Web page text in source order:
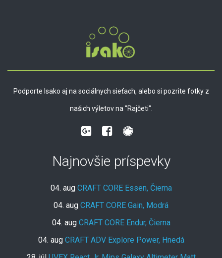
Podporte Isako aj na sociálnych sieťach, alebo si pozrite fotky z
našich výletov na "Rajčeti".
Najnovšie príspevky
04. aug CRAFT CORE Essen, Čierna
04. aug CRAFT CORE Gain, Modrá
04. aug CRAFT CORE Endur, Čierna
04. aug CRAFT ADV Explore Power, Hnedá